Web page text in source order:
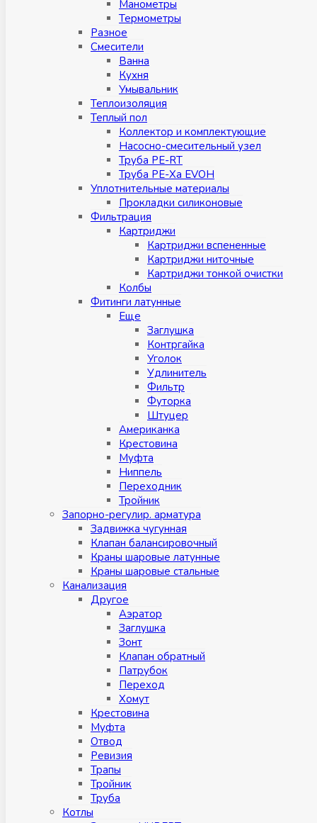
Манометры
Термометры
Разное
Смесители
Ванна
Кухня
Умывальник
Теплоизоляция
Теплый пол
Коллектор и комплектующие
Насосно-смесительный узел
Труба PE-RT
Труба PE-Xa EVOH
Уплотнительные материалы
Прокладки силиконовые
Фильтрация
Картриджи
Картриджи вспененные
Картриджи ниточные
Картриджи тонкой очистки
Колбы
Фитинги латунные
Eщe
Заглушка
Контргайка
Уголок
Удлинитель
Фильтр
Футорка
Штуцер
Американка
Крестовина
Муфта
Ниппель
Переходник
Тройник
Запорно-регулир. арматура
Задвижка чугунная
Клапан балансировочный
Краны шаровые латунные
Краны шаровые стальные
Канализация
Другое
Аэратор
Заглушкa
Зонт
Клапан обратный
Патрубок
Переход
Хомут
Крестовина
Муфтa
Отвод
Ревизия
Трапы
Тройник
Труба
Котлы